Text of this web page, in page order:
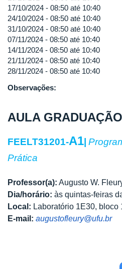
17/10/2024 - 08:50 até 10:40
24/10/2024 - 08:50 até 10:40
31/10/2024 - 08:50 até 10:40
07/11/2024 - 08:50 até 10:40
14/11/2024 - 08:50 até 10:40
21/11/2024 - 08:50 até 10:40
28/11/2024 - 08:50 até 10:40
Observações:
AULA
FEELT31201-A1|
Prática
Professor(a): Augusto W.
Dia/horário: às quintas-feiras
Local: Laboratório 1E30, bloco
E-mail: augustofleury@ufu.br